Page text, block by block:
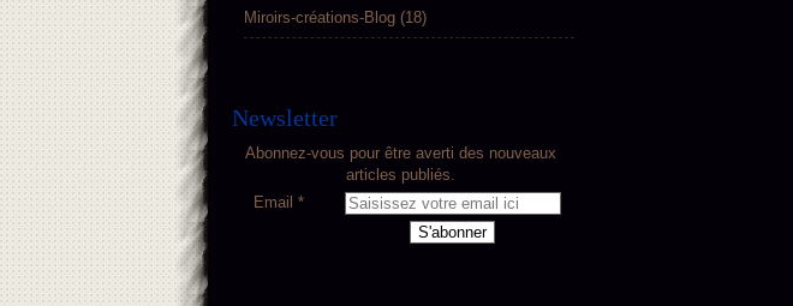
Miroirs-créations-Blog (18)
Newsletter
Abonnez-vous pour être averti des nouveaux
articles publiés.
Email